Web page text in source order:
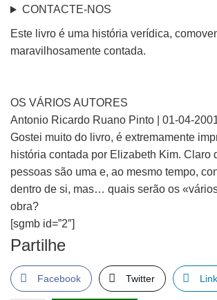
CONTACTE-NOS
Este livro é uma história verídica,
maravilhosamente contada.
OS VÁRIOS AUTORES
Antonio Ricardo Ruano Pinto | 01-04-
Gostei muito do livro, é extremamente
história contada por Elizabeth Kim. Claro
pessoas são uma e, ao mesmo tempo,
dentro de si, mas… quais serão os
obra?
[sgmb id=”2″]
Partilhe
Facebook Twitter